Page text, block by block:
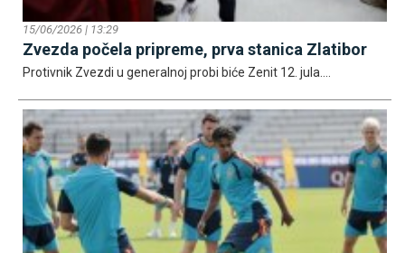
15/06/2026 | 13:29
Zvezda počela pripreme, prva stanica Zlatibor
Protivnik Zvezdi u generalnoj probi biće Zenit 12. jula....